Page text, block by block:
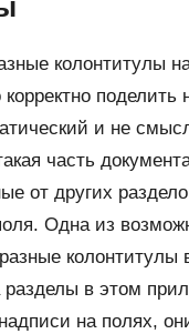
колонтитулы
поделить
и не
часть
от других
Одна из
колонтитулы
в этом
на полях,